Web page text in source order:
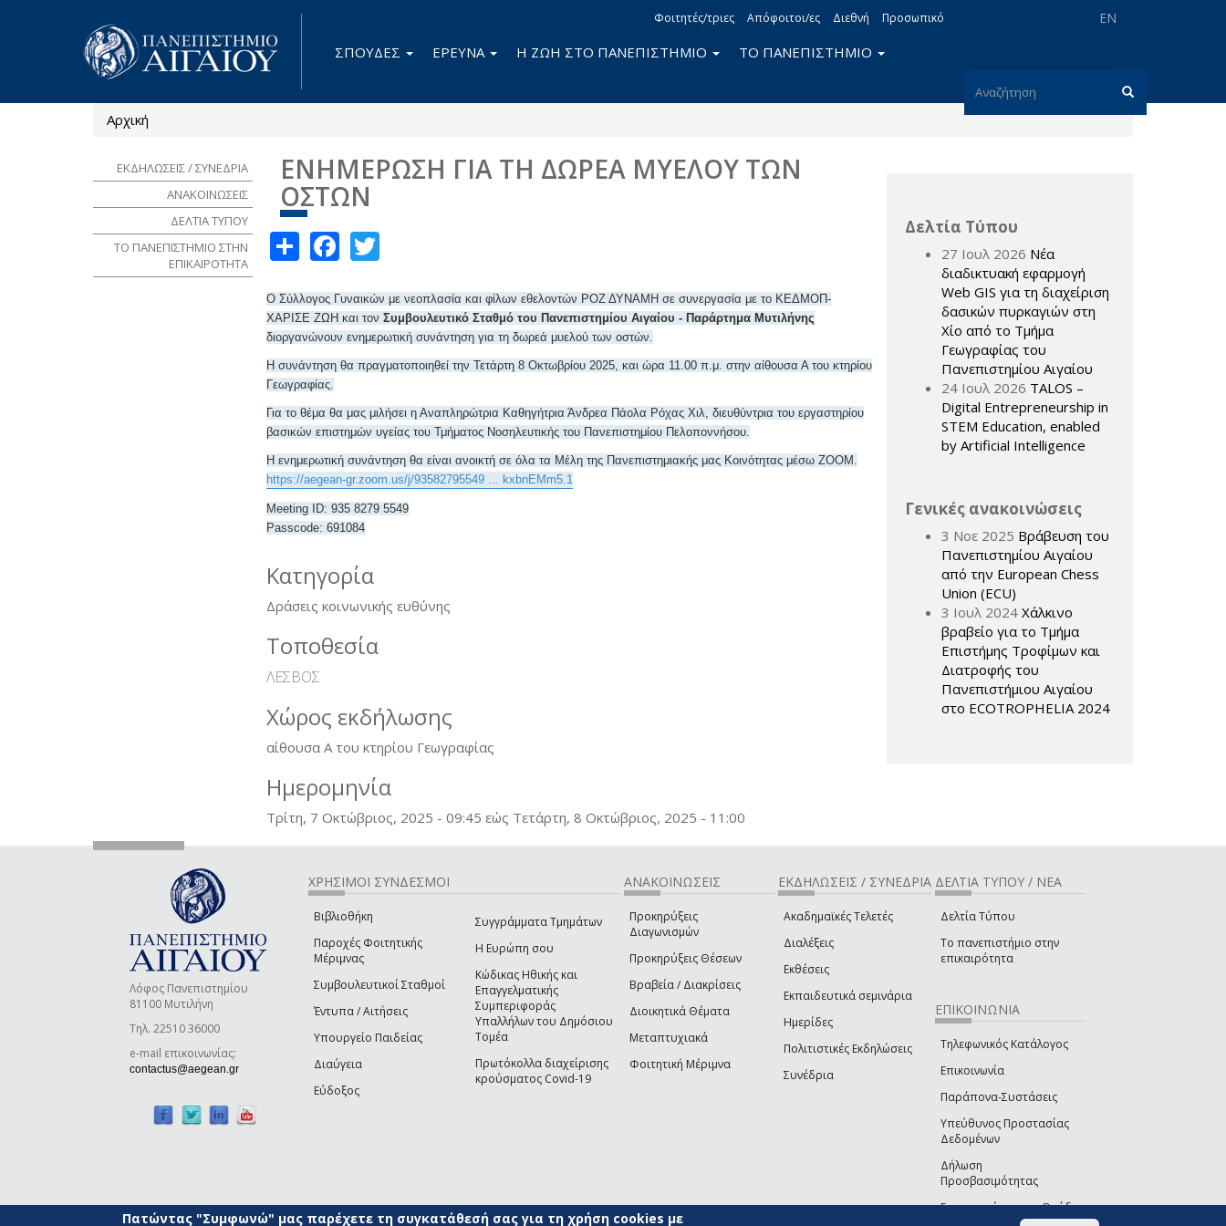
EN
Φοιτητές/τριες Απόφοιτοι/ες Διεθνή Προσωπικό
Φόρμα
ΣΠΟΥΔΕΣ ΕΡΕΥΝΑ Η ΖΩΗ ΣΤΟ ΠΑΝΕΠΙΣΤΗΜΙΟ ΤΟ ΠΑΝΕΠΙΣΤΗΜΙΟ
Είστε εδώ
Αρχική
ΕΝΗΜΕΡΩΣΗ ΓΙΑ ΤΗ ΔΩΡΕΑ ΜΥΕΛΟΥ ΤΩΝ
ΟΣΤΩΝ
ShareFacebook
Ο Σύλλογος Γυναικών με νεοπλασία και φίλων εθελοντών ΡΟΖ ΔΥΝΑΜΗ σε συνεργασία με το ΚΕΔΜΟΠ-
ΧΑΡΙΣΕ ΖΩΗ και τον Συμβουλευτικό Σταθμό του Πανεπιστημίου Αιγαίου - Παράρτημα Μυτιλήνης
διοργανώνουν ενημερωτική συνάντηση για τη δωρεά μυελού των οστών.
Η συνάντηση θα πραγματοποιηθεί την Τετάρτη 8 Οκτωβρίου 2025, και ώρα 11.00 π.μ. στην αίθουσα Α του κτηρίου
Γεωγραφίας.
Για το θέμα θα μας μιλήσει η Αναπληρώτρια Καθηγήτρια Άνδρεα Πάολα Ρόχας Χιλ, διευθύντρια του εργαστηρίου
βασικών επιστημών υγείας του Τμήματος Νοσηλευτικής του Πανεπιστημίου Πελοποννήσου.
Η ενημερωτική συνάντηση θα είναι ανοικτή σε όλα τα Μέλη της Πανεπιστημιακής μας Κοινότητας μέσω ΖΟΟΜ.
https://aegean-gr.zoom.us/j/93582795549 ... kxbnEMm5.1
Meeting ID: 935 8279 5549
Passcode: 691084
Κατηγορία
Δράσεις κοινωνικής ευθύνης
Τοποθεσία
ΛΕΣΒΟΣ
Χώρος εκδήλωσης
αίθουσα Α του κτηρίου Γεωγραφίας
Ημερομηνία
Τρίτη, 7 Οκτώβριος, 2025 - 09:45 εώς Τετάρτη, 8 Οκτώβριος, 2025 - 11:00
ΕΚΔΗΛΩΣΕΙΣ / ΣΥΝΕΔΡΙΑ
ΑΝΑΚΟΙΝΩΣΕΙΣ
ΔΕΛΤΙΑ ΤΥΠΟΥ
ΤΟ ΠΑΝΕΠΙΣΤΗΜΙΟ ΣΤΗΝ
ΕΠΙΚΑΙΡΟΤΗΤΑ
Δελτία Τύπου
27 Ιουλ 2026 Νέα
διαδικτυακή εφαρμογή
Web GIS για τη διαχείριση
δασικών πυρκαγιών στη
Χίο από το Τμήμα
Γεωγραφίας του
Πανεπιστημίου Αιγαίου
24 Ιουλ 2026 TALOS –
Digital Entrepreneurship in
STEM Education, enabled
by Artificial Intelligence
Γενικές ανακοινώσεις
3 Νοε 2025 Βράβευση του
Πανεπιστημίου Αιγαίου
από την European Chess
Union (ECU)
3 Ιουλ 2024 Χάλκινο
βραβείο για το Τμήμα
Επιστήμης Τροφίμων και
Διατροφής του
Πανεπιστήμιου Αιγαίου
στο ECOTROPHELIA 2024
Λόφος Πανεπιστημίου
81100 Μυτιλήνη
Τηλ. 22510 36000
e-mail επικοινωνίας:
contactus@aegean.gr (link sends e-mail)
ΧΡΗΣΙΜΟΙ ΣΥΝΔΕΣΜΟΙ
Βιβλιοθήκη
Παροχές Φοιτητικής
Μέριμνας
Συμβουλευτικοί Σταθμοί
Έντυπα / Αιτήσεις
Υπουργείο Παιδείας
Διαύγεια
Εύδοξος
Συγγράμματα Τμημάτων
Η Ευρώπη σου
Κώδικας Ηθικής και
Επαγγελματικής
Συμπεριφοράς
Υπαλλήλων του Δημόσιου
Τομέα
Πρωτόκολλα διαχείρισης
κρούσματος Covid-19
ΑΝΑΚΟΙΝΩΣΕΙΣ
Προκηρύξεις
Διαγωνισμών
Προκηρύξεις Θέσεων
Βραβεία / Διακρίσεις
Διοικητικά Θέματα
Μεταπτυχιακά
Φοιτητική Μέριμνα
ΕΚΔΗΛΩΣΕΙΣ / ΣΥΝΕΔΡΙΑ
Ακαδημαϊκές Τελετές
Διαλέξεις
Εκθέσεις
Εκπαιδευτικά σεμινάρια
Ημερίδες
Πολιτιστικές Εκδηλώσεις
Συνέδρια
ΔΕΛΤΙΑ ΤΥΠΟΥ / ΝΕΑ
Δελτία Τύπου
Το πανεπιστήμιο στην
επικαιρότητα
ΕΠΙΚΟΙΝΩΝΙΑ
Τηλεφωνικός Κατάλογος
Επικοινωνία
Παράπονα-Συστάσεις
Υπεύθυνος Προστασίας
Δεδομένων
Δήλωση
Προσβασιμότητας
Επικοινωνία με την Ομάδα
Ανάπτυξης του site(link sends e-mail)
Πατώντας "Συμφωνώ" μας παρέχετε τη συγκατάθεσή σας για τη χρήση cookies με